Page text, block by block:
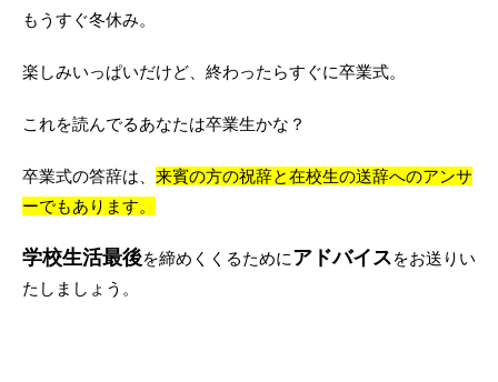
もうすぐ冬休み。
楽しみいっぱいだけど、終わったらすぐに卒業式。
これを読んでるあなたは卒業生かな？
卒業式の答辞は、 来賓の方の祝辞と在校生の送辞へのアンサ
ーでもあります。
学校生活最後を締めくくるためにアドバイスをお送りい
たしましょう。